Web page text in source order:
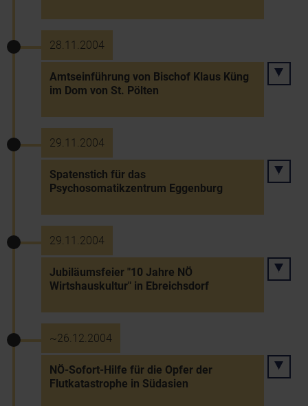
28.11.2004
Amtseinführung von Bischof Klaus Küng
im Dom von St. Pölten
29.11.2004
Spatenstich für das
Psychosomatikzentrum Eggenburg
29.11.2004
Jubiläumsfeier "10 Jahre NÖ
Wirtshauskultur" in Ebreichsdorf
~26.12.2004
NÖ-Sofort-Hilfe für die Opfer der
Flutkatastrophe in Südasien